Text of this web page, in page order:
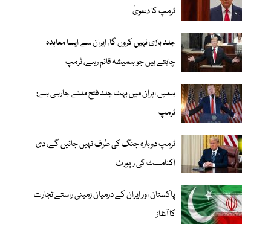
ٹرمپ کا دعویٰ
جلد بازی نہیں کروں گا، ایران سے ایسا معاہدہ
چاہتے ہیں جو ہمیشہ قائم رہے، ٹرمپ
ہمیں ایران میں بہت جلد فتح ملنے جارہی ہے:
ٹرمپ
ٹرمپ دوبارہ جنگ کی طرف نہیں جائیں گے، دی
اکنامسٹ کی رپورٹ
پاکستان اور ایران کے درمیان زمینی راستے تجارت
کا آغاز